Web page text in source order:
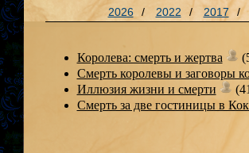
2026 / 2022 / 2017 /
Королева: смерть и жертва
Смерть королевы и заговоры
Иллюзия жизни и смерти
Смерть за две гостиницы в